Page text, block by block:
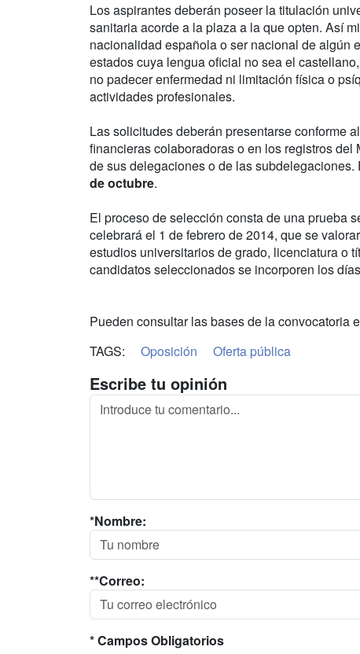
Los aspirantes deberán poseer la titulación
sanitaria acorde a la plaza a la que opten. Así
nacionalidad española o ser nacional de algún
estados cuya lengua oficial no sea el
no padecer enfermedad ni limitación física o
actividades profesionales.
Las solicitudes deberán presentarse conforme al
financieras colaboradoras o en los registros
de sus delegaciones o de las
de octubre.
El proceso de selección consta de una prueba
celebrará el 1 de febrero de 2014, que se
estudios universitarios de grado, licenciatura o
candidatos seleccionados se incorporen los
Pueden consultar las bases de la convocatoria
TAGS:
Oposición Oferta pública
Escribe tu opinión
*Nombre:
**Correo:
* Campos Obligatorios